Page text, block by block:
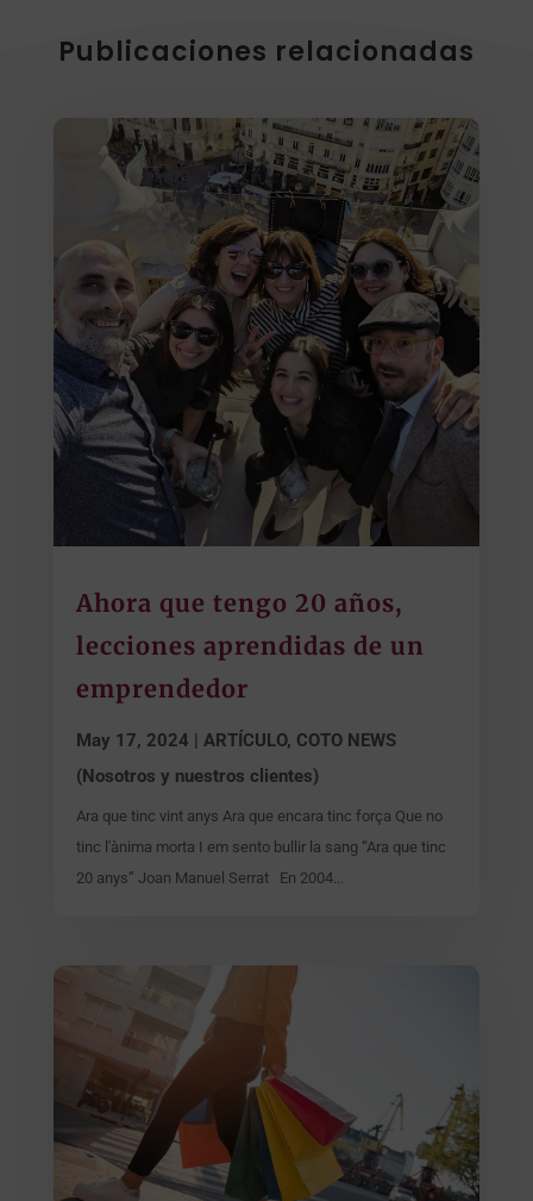
Publicaciones relacionadas
Ahora que tengo 20 años,
lecciones aprendidas de un
emprendedor
May 17, 2024 | ARTÍCULO, COTO NEWS
(Nosotros y nuestros clientes)
Ara que tinc vint anys Ara que encara tinc força Que no
tinc l'ànima morta I em sento bullir la sang “Ara que tinc
20 anys” Joan Manuel Serrat En 2004...